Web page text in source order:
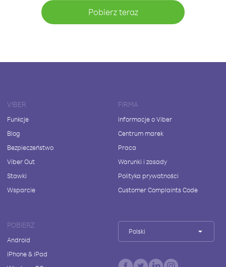
Pobierz teraz
VIBER
Funkcje
Blog
Bezpieczeństwo
Viber Out
Stawki
Wsparcie
FIRMA
Informacje o Viber
Centrum marek
Praca
Warunki i zasady
Polityka prywatności
Customer Complaints Code
POBIERZ
Android
iPhone & iPad
Polski